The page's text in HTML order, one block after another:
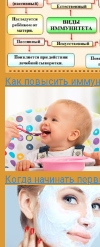
Как повысить
Когда начинать